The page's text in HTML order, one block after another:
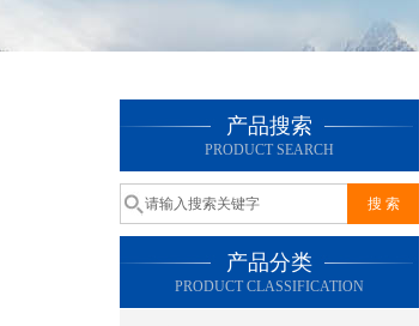
产品搜索
PRODUCT SEARCH
产品分类
PRODUCT CLASSIFICATION